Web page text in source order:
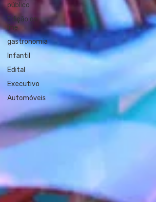
público
Edição on
line
gastronomia
Infantil
Edital
Executivo
Automóveis